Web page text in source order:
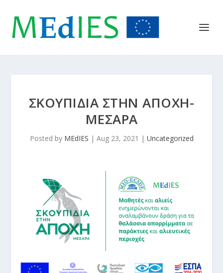
ΣΚΟΥΠΙΔΙΑ ΣΤΗΝ ΑΠΟΧΗ-
ΜΕΣΑΡΑ
Posted by MEdIES | Aug 23, 2021 | Uncategorized